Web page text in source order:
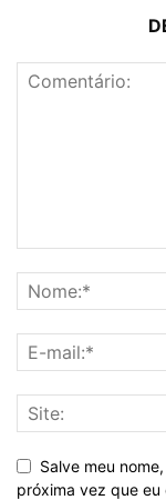
Salve meu
próxima vez que eu